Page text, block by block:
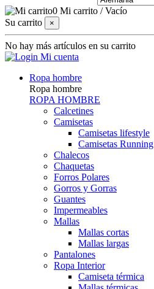
0 Mi carrito /Vacío
Su carrito
×
No hay más artículos en su carrito
Mi cuenta
Ropa hombre
Ropa hombre
ROPA HOMBRE
Calcetines
Camisetas
Camisetas lifestyle
Camisetas Running
Chalecos
Chaquetas
Forros Polares
Gorros y Gorras
Guantes
Impermeables
Mallas
Mallas cortas
Mallas largas
Pantalones
Ropa Interior
Camiseta térmica